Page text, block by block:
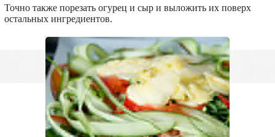
Точно также порезать огурец и сыр и выложить их поверх
остальных ингредиентов.